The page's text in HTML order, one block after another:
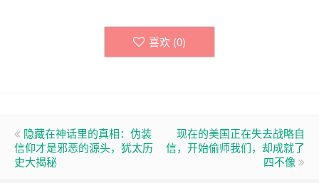
喜欢 (0)
隐藏在神话里的真相：伪装
信仰才是邪恶的源头，犹太历
史大揭秘
现在的美国正在失去战略自
信，开始偷师我们，却成就了
四不像